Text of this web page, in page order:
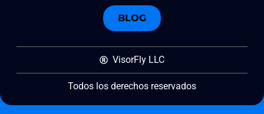
BLOG
VisorFly LLC
Todos los derechos reservados